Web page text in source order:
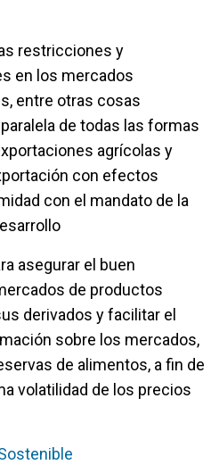
restricciones y
en los mercados
entre otras cosas
de todas las formas
agrícolas y
con efectos
con el mandato de la
asegurar el buen
de productos
derivados y facilitar el
sobre los mercados,
de alimentos, a fin de
volatilidad de los precios